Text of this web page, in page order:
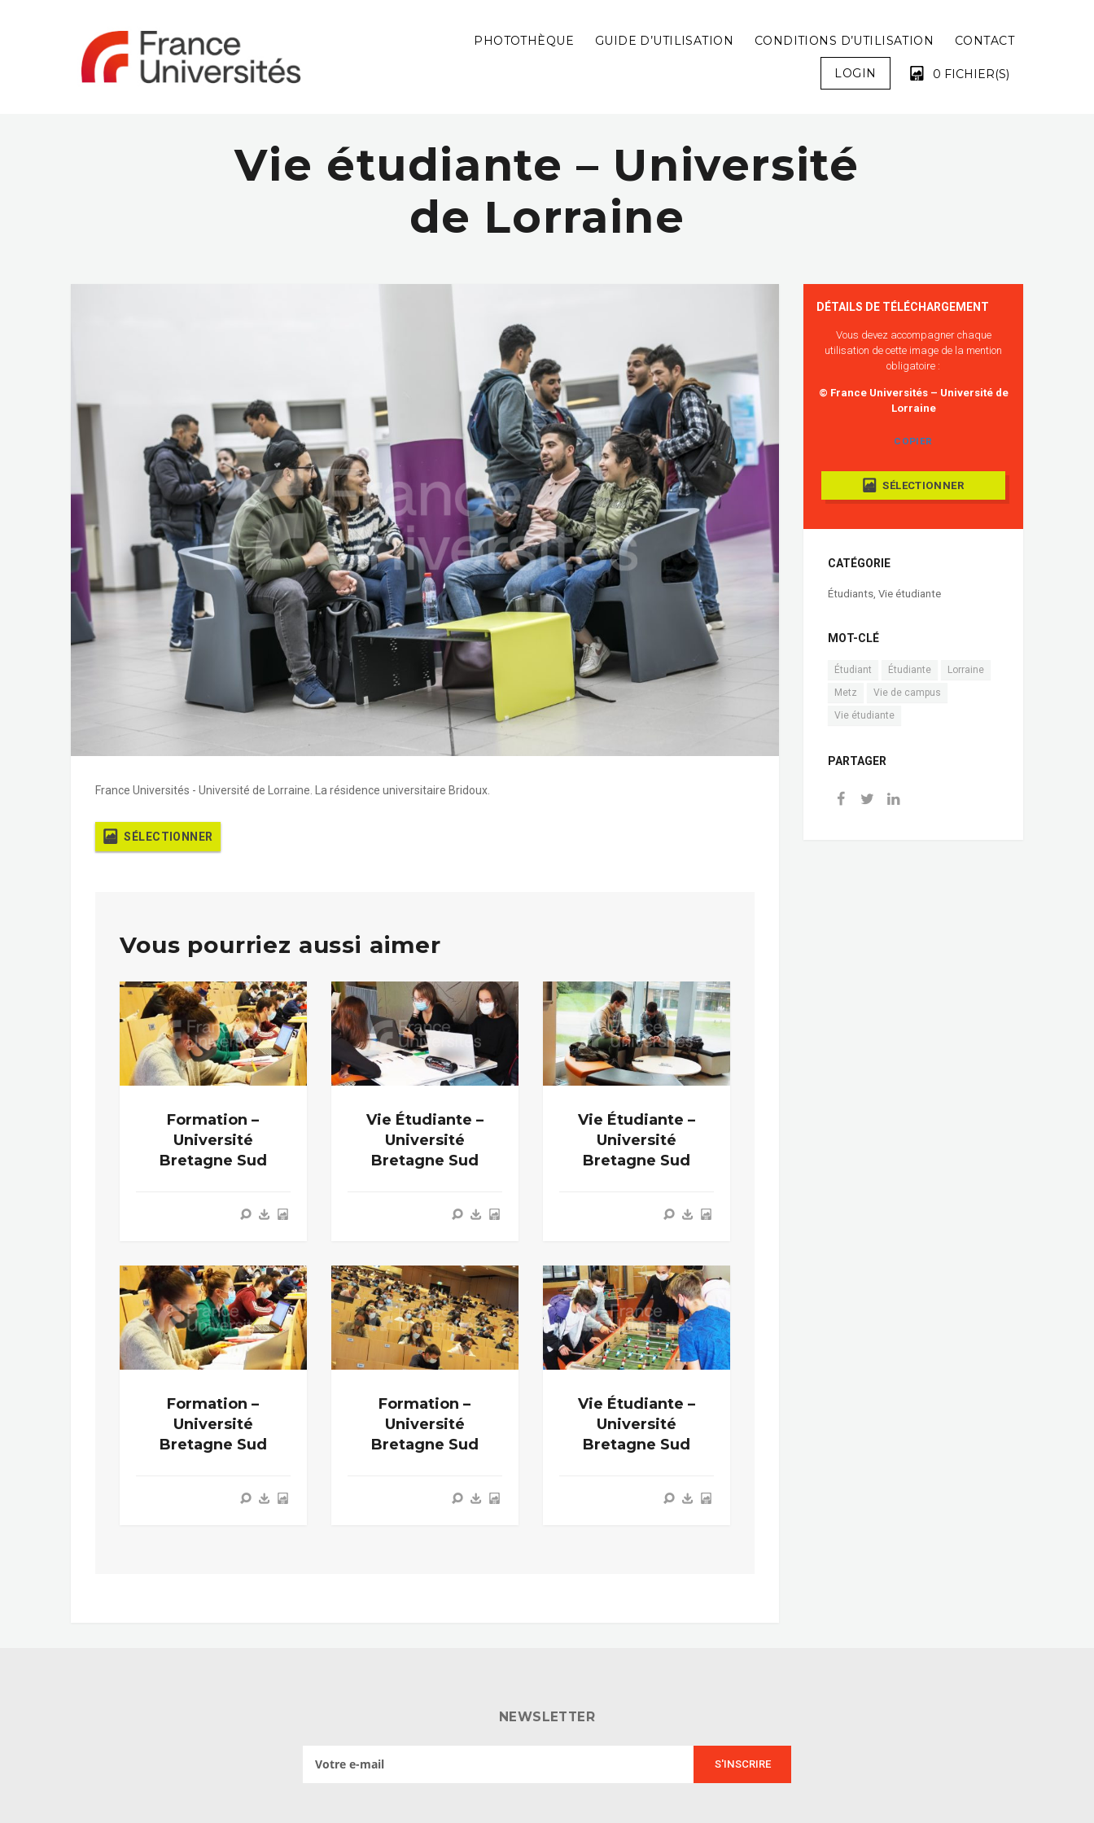
PHOTOTHÈQUE GUIDE D’UTILISATION CONDITIONS D’UTILISATION CONTACT
LOGIN 0 FICHIER(S)
VOTRE PANIER EST VIDE !
Vie étudiante – Université
de Lorraine
France Universités - Université de Lorraine. La résidence universitaire Bridoux.
SÉLECTIONNER
Vous pourriez aussi aimer
Formation –
Université
Bretagne Sud
Vie Étudiante –
Université
Bretagne Sud
Vie Étudiante –
Université
Bretagne Sud
Formation –
Université
Bretagne Sud
Formation –
Université
Bretagne Sud
Vie Étudiante –
Université
Bretagne Sud
DÉTAILS DE TÉLÉCHARGEMENT
Vous devez accompagner chaque
utilisation de cette image de la mention
obligatoire :
© France Universités – Université de
Lorraine
COPIER
SÉLECTIONNER
CATÉGORIE
Étudiants, Vie étudiante
MOT-CLÉ
Étudiant Étudiante
Lorraine
Metz
Vie de campus
Vie étudiante
PARTAGER
NEWSLETTER